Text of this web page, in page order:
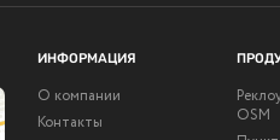
ИНФОРМАЦИЯ
О компании
Контакты
OSM